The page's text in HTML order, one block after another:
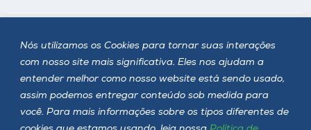
Nós utilizamos os Cookies para tornar suas interações
com nosso site mais significativa. Eles nos ajudam a
entender melhor como nosso website está sendo usado,
assim podemos entregar conteúdo sob medida para
você. Para mais informações sobre os tipos diferentes de
Siga a Unoesc